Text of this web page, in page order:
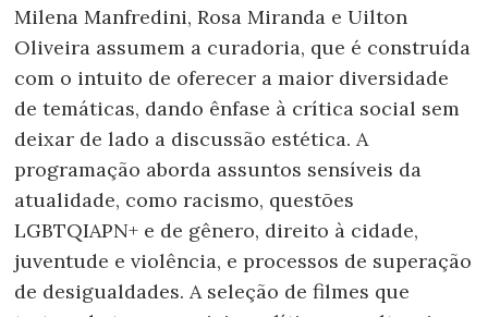
Milena Manfredini, Rosa Miranda e Uilton
Oliveira assumem a curadoria, que é construída
com o intuito de oferecer a maior diversidade
de temáticas, dando ênfase à crítica social sem
deixar de lado a discussão estética. A
programação aborda assuntos sensíveis da
atualidade, como racismo, questões
LGBTQIAPN+ e de gênero, direito à cidade,
juventude e violência, e processos de superação
de desigualdades. A seleção de filmes que